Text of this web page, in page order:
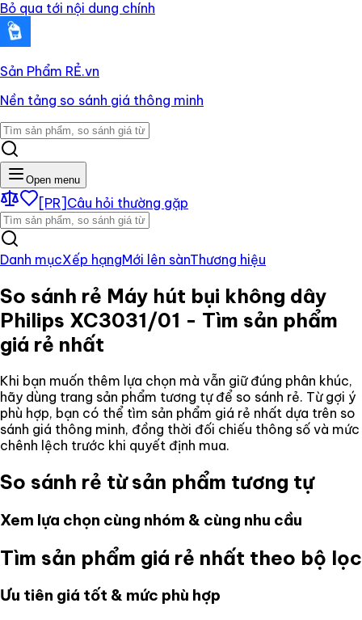
Bỏ qua tới nội dung chính
Sản Phẩm RẺ.vn
Nền tảng so sánh giá thông minh
Open menu
[PR] Câu hỏi thường gặp
Danh mụcXếp hạngMới lên sànThương hiệu
So sánh rẻ Máy hút bụi không dây
Philips XC3031/01 - Tìm sản phẩm
giá rẻ nhất
Khi bạn muốn thêm lựa chọn mà vẫn giữ đúng phân khúc,
hãy dùng trang sản phẩm tương tự để so sánh rẻ. Từ gợi ý
phù hợp, bạn có thể tìm sản phẩm giá rẻ nhất dựa trên so
sánh giá thông minh, đồng thời đối chiếu thông số và mức
chênh lệch trước khi quyết định mua.
So sánh rẻ từ sản phẩm tương tự
Xem lựa chọn cùng nhóm & cùng nhu cầu
Tìm sản phẩm giá rẻ nhất theo bộ lọc
Ưu tiên giá tốt & mức phù hợp